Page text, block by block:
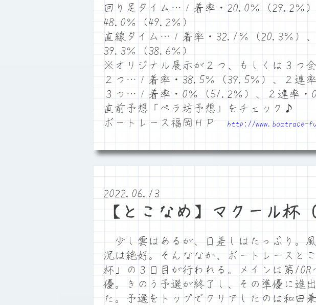
回り足タイム…１着率・20.0％（29.2％）
48.0％（49.2％）
直線タイム…１着率・32.1％（20.3％）、
39.3％（38.6％）
※オリジナル展示が２つ、もしくは３つ
２つ…１着率・38.5％（39.5％）、２連
３つ…１着率・0％（51.2％）、２連率・
直前予想「ペラ坊予想」をチェック♪
ボートレース福岡ＨＰ
http://www.boatrace-
2022.06.13
【とこなめ】マクール杯
少し雲はあるが、日差しはたっぷり。
況は絶好。そんななか、ボートレースと
杯」の３日目が行われる。メインは第10R
優。きのう予選が終了し、その準優に進
た。予選をトップでクリアしたのは和田